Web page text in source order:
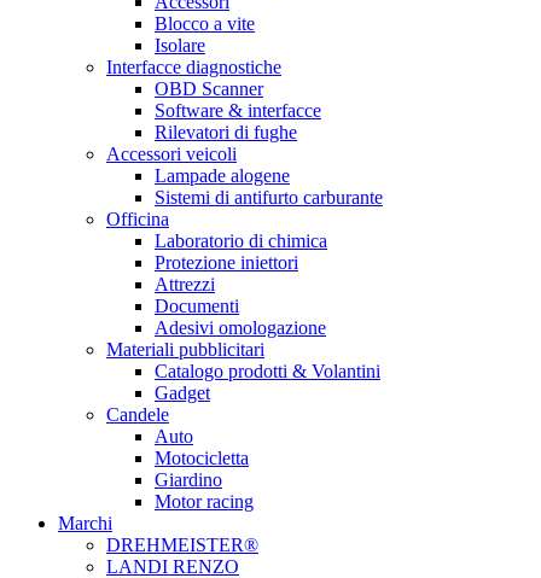
Blocco a vite
Isolare
Interfacce diagnostiche
OBD Scanner
Software & interfacce
Rilevatori di fughe
Accessori veicoli
Lampade alogene
Sistemi di antifurto carburante
Officina
Laboratorio di chimica
Protezione iniettori
Attrezzi
Documenti
Adesivi omologazione
Materiali pubblicitari
Catalogo prodotti & Volantini
Gadget
Candele
Auto
Motocicletta
Giardino
Motor racing
Marchi
DREHMEISTER®
LANDI RENZO